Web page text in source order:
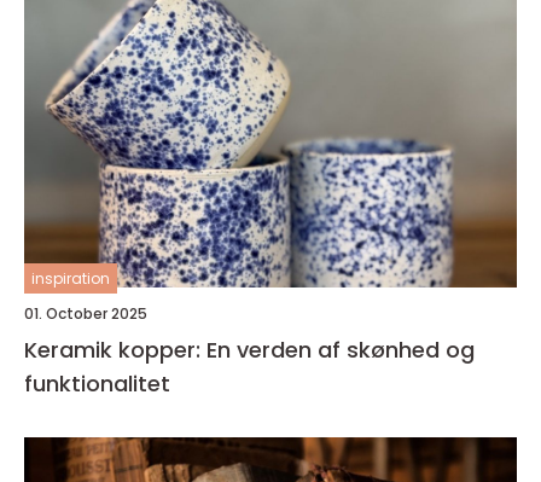
inspiration
01. October 2025
Keramik kopper: En verden af skønhed og
funktionalitet